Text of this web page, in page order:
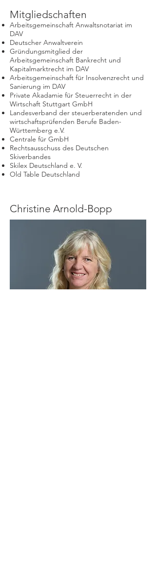
Mitgliedschaften
Arbeitsgemeinschaft Anwaltsnotariat im
DAV
Deutscher Anwaltverein
Gründungsmitglied der
Arbeitsgemeinschaft Bankrecht und
Kapitalmarktrecht im DAV
Arbeitsgemeinschaft für Insolvenzrecht und
Sanierung im DAV
Private Akadamie für Steuerrecht in der
Wirtschaft Stuttgart GmbH
Landesverband der steuerberatenden und
wirtschaftsprüfenden Berufe Baden-
Württemberg e.V.
Centrale für GmbH
Rechtsausschuss des Deutschen
Skiverbandes
Skilex Deutschland e. V.
Old Table Deutschland
Christine Arnold-Bopp